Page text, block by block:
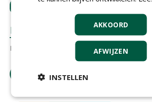
met je e-mailadres om te
REACTIES
Er zijn nog geen reacties.
tip de redactie
AKKOORD
AFWIJZEN
INSTELLEN